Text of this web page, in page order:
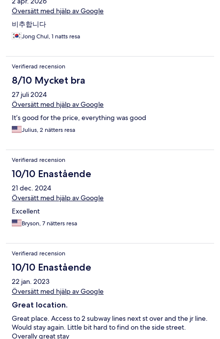
Översätt med hjälp av Google
비추합니다
Jong Chul, 1 natts resa
Verifierad recension
8/10 Mycket bra
27 juli 2024
Översätt med hjälp av Google
It’s good for the price, everything was good
Julius, 2 nätters resa
Verifierad recension
10/10 Enastående
21 dec. 2024
Översätt med hjälp av Google
Excellent
Bryson, 7 nätters resa
Verifierad recension
10/10 Enastående
22 jan. 2023
Översätt med hjälp av Google
Great location.
Great place. Access to 2 subway lines next st over and the jr line.
Would stay again. Little bit hard to find on the side street.
Overally great stay